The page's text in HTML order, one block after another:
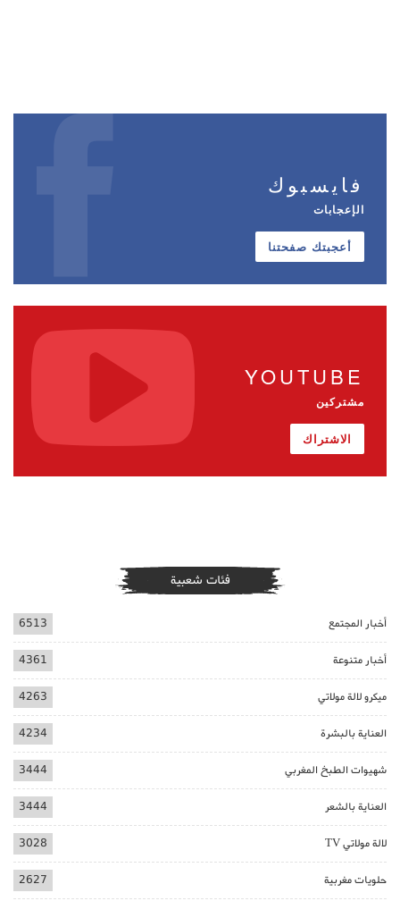
فايسبوك
الإعجابات
أعجبتك صفحتنا
YOUTUBE
مشتركين
الاشتراك
فئات شعبية
أخبار المجتمع 6513
أخبار متنوعة 4361
ميكرو لالة مولاتي 4263
العناية بالبشرة 4234
شهيوات الطبخ المغربي 3444
العناية بالشعر 3444
لالة مولاتي TV 3028
حلويات مغربية 2627